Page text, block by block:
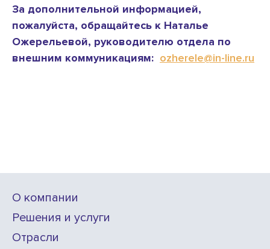
За дополнительной информацией,
пожалуйста, обращайтесь к Наталье
Ожерельевой, руководителю отдела по
внешним коммуникациям: ozherele@in-line.ru
О компании
Решения и услуги
Отрасли